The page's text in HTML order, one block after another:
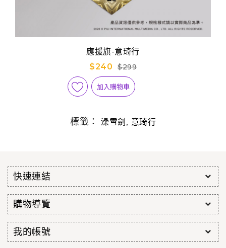
應援旗-意琦行
$240
$299
加入購物車
標籤： 澡雪劍 , 意琦行
快速連結
購物導覽
我的帳號